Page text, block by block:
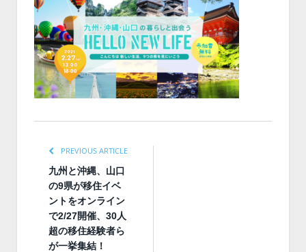
PREVIOUS ARTICLE
九州と沖縄、山口
の9県が移住イベ
ントをオンライン
で2/27開催、30人
超の移住経験者ら
が一挙集結！